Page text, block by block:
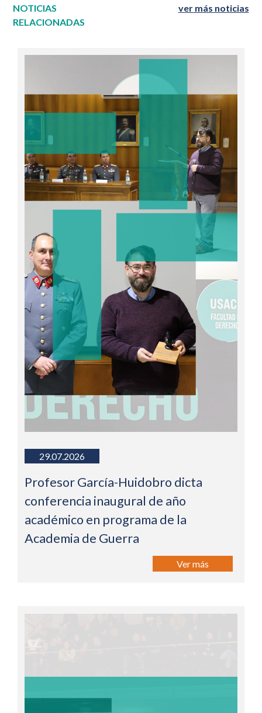
NOTICIAS
RELACIONADAS
ver más noticias
29.07.2026
Profesor García-Huidobro dicta
conferencia inaugural de año
académico en programa de la
Academia de Guerra
Ver más